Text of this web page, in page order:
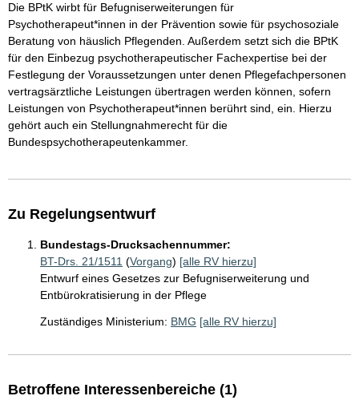
Die BPtK wirbt für Befugniserweiterungen für
Psychotherapeut*innen in der Prävention sowie für psychosoziale
Beratung von häuslich Pflegenden. Außerdem setzt sich die BPtK
für den Einbezug psychotherapeutischer Fachexpertise bei der
Festlegung der Voraussetzungen unter denen Pflegefachpersonen
vertragsärztliche Leistungen übertragen werden können, sofern
Leistungen von Psychotherapeut*innen berührt sind, ein. Hierzu
gehört auch ein Stellungnahmerecht für die
Bundespsychotherapeutenkammer.
Zu Regelungsentwurf
Bundestags-Drucksachennummer:
BT-Drs. 21/1511 (Vorgang) [alle RV hierzu]
Entwurf eines Gesetzes zur Befugniserweiterung und
Entbürokratisierung in der Pflege
Zuständiges Ministerium: BMG [alle RV hierzu]
Betroffene Interessenbereiche (1)